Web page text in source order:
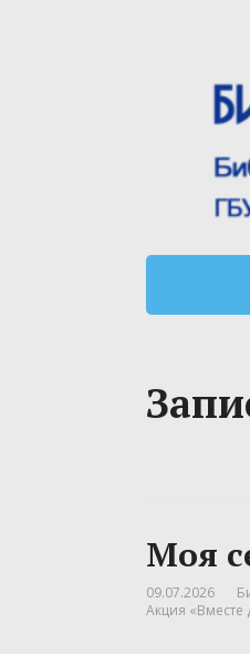
Моя
09.07.2026
Акция «Вместе